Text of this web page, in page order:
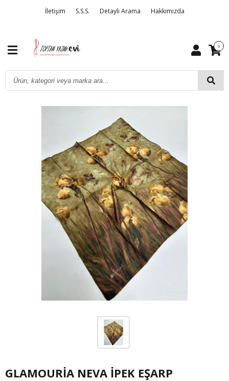
İletişim S.S.S. Detaylı Arama Hakkımızda
0
GLAMOURİA NEVA İPEK EŞARP